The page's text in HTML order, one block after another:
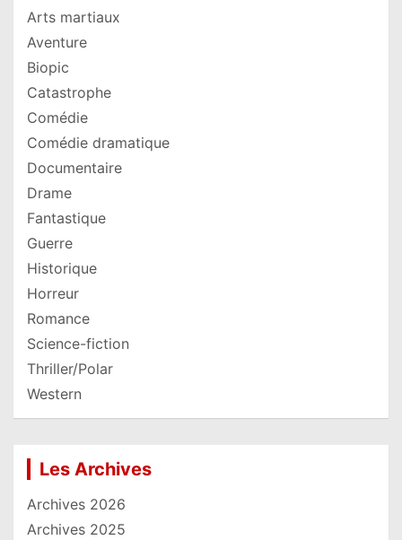
Arts martiaux
Aventure
Biopic
Catastrophe
Comédie
Comédie dramatique
Documentaire
Drame
Fantastique
Guerre
Historique
Horreur
Romance
Science-fiction
Thriller/Polar
Western
Les Archives
Archives 2026
Archives 2025